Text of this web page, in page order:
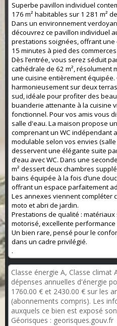
Superbe pavillon individuel
176 m² habitables sur 1 281 m²
Dans un environnement
découvrez ce pavillon individuel
prestations soignées, offrant
15 minutes à pied des
Dès l’entrée, vous serez séduit
cathédrale de 62 m², résolument
une cuisine entièrement équipée.
harmonieusement sur deux
sud, idéale pour profiter des
buanderie attenante à la cuisine
fonctionnel. Pour vos amis vous
salle d'eau. La maison propose
comprenant un WC indépendant
modulable selon vos envies
desservent une élégante suite
d’eau avec WC. Dans une
m² dessert deux chambres
bains équipée à la fois d’une
offrant un espace parfaitement
Les annexes viennent compléter
moto et abri de jardin.
Prestations de qualité :
motorisé, excellente performance
Un bien rare, pensé pour le
dans un cadre privilégié.
.
Classe énergie A, Classe
dépenses annuelles d'énergie
1760.00 € et 2430.00 € sur les
(abonnements compris). Les
auxquels ce bien est exposé
Géorisques : georisques.gouv.fr